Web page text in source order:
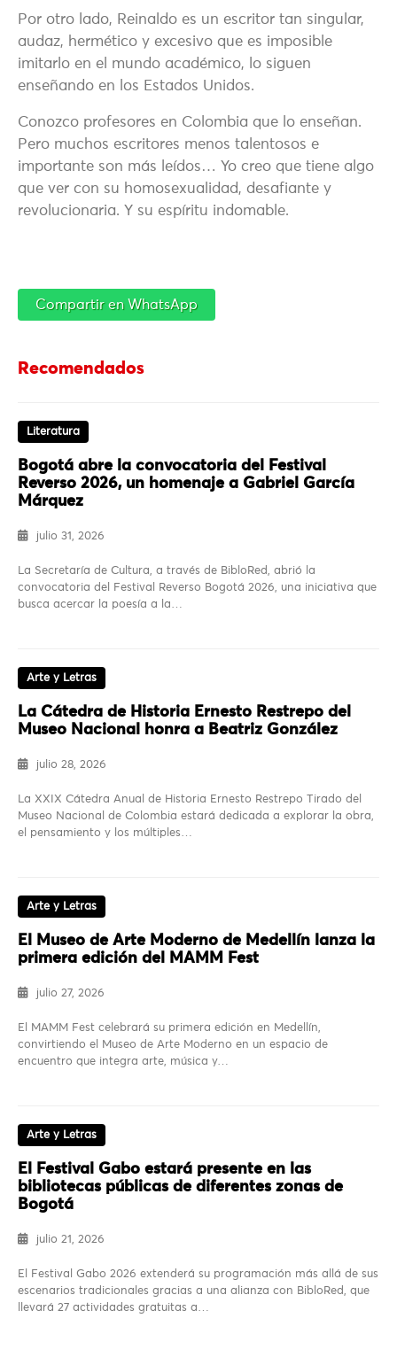
Por otro lado, Reinaldo es un escritor tan singular,
audaz, hermético y excesivo que es imposible
imitarlo en el mundo académico, lo siguen
enseñando en los Estados Unidos.
Conozco profesores en Colombia que lo enseñan.
Pero muchos escritores menos talentosos e
importante son más leídos… Yo creo que tiene algo
que ver con su homosexualidad, desafiante y
revolucionaria. Y su espíritu indomable.
Compartir en WhatsApp
Recomendados
Literatura
Bogotá abre la convocatoria del Festival
Reverso 2026, un homenaje a Gabriel García
Márquez
julio 31, 2026
La Secretaría de Cultura, a través de BibloRed, abrió la
convocatoria del Festival Reverso Bogotá 2026, una iniciativa que
busca acercar la poesía a la…
Arte y Letras
La Cátedra de Historia Ernesto Restrepo del
Museo Nacional honra a Beatriz González
julio 28, 2026
La XXIX Cátedra Anual de Historia Ernesto Restrepo Tirado del
Museo Nacional de Colombia estará dedicada a explorar la obra,
el pensamiento y los múltiples…
Arte y Letras
El Museo de Arte Moderno de Medellín lanza la
primera edición del MAMM Fest
julio 27, 2026
El MAMM Fest celebrará su primera edición en Medellín,
convirtiendo el Museo de Arte Moderno en un espacio de
encuentro que integra arte, música y…
Arte y Letras
El Festival Gabo estará presente en las
bibliotecas públicas de diferentes zonas de
Bogotá
julio 21, 2026
El Festival Gabo 2026 extenderá su programación más allá de sus
escenarios tradicionales gracias a una alianza con BibloRed, que
llevará 27 actividades gratuitas a…